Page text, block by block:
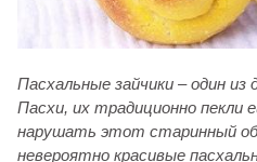
Пасхальные зайчики – один из
Пасхи, их традиционно пекли
нарушать этот старинный
невероятно красивые